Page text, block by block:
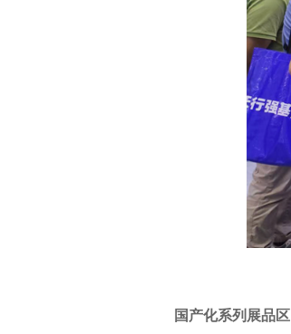
国产化系列展品区